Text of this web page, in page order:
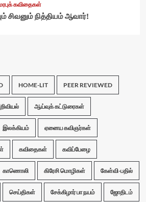
கவிதைகள்
சிவனும் நித்தியம் ஆவார்!
HOME-LIT PEER REVIEWED
ஆய்வுக் கட்டுரைகள்
இலக்கியம் ஏனைய கவிஞர்கள்
கவிதைகள் கவிப்பேழை
காணொலி கிரேசி மொழிகள் கேள்வி-பதில்
செய்திகள் சேக்கிழார் பா நயம் ஜோதிடம்